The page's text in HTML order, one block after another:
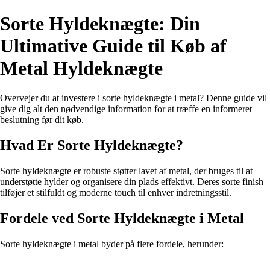
Sorte Hyldeknægte: Din
Ultimative Guide til Køb af
Metal Hyldeknægte
Overvejer du at investere i sorte hyldeknægte i metal? Denne guide vil
give dig alt den nødvendige information for at træffe en informeret
beslutning før dit køb.
Hvad Er Sorte Hyldeknægte?
Sorte hyldeknægte er robuste støtter lavet af metal, der bruges til at
understøtte hylder og organisere din plads effektivt. Deres sorte finish
tilføjer et stilfuldt og moderne touch til enhver indretningsstil.
Fordele ved Sorte Hyldeknægte i Metal
Sorte hyldeknægte i metal byder på flere fordele, herunder: